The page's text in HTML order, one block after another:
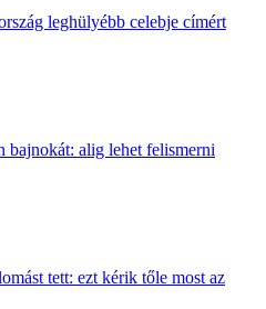
leghülyébb celebje címért
bajnokát: alig lehet felismerni
tett: ezt kérik tőle most az